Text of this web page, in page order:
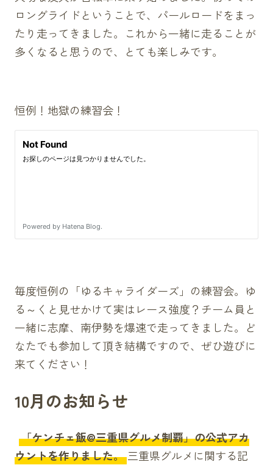
ロングライドということで、パールロードをまっ
たり走ってきました。これから一緒に走ることが
多くなると思うので、とても楽しみです。
恒例！地獄の練習会！
毎度恒例の「ゆるキャライダーズ」の練習会。ゆ
る～くと見せかけて実はレース強度？チーム員と
一緒に志摩、南伊勢を爆速で走ってきました。ど
なたでも参加して頂き結構ですので、ぜひ遊びに
来てください！
10月のお知らせ
「ケンチェ飯@三重県グルメ制覇」の公式アカ
ウントを作りました。 三重県グルメに関する記